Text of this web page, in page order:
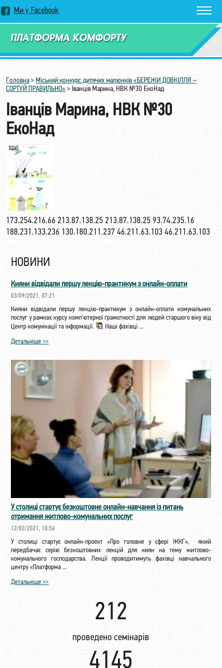
Ми у Facebook
Замовити дзвінок
Головна > Міський конкурс дитячих малюнків «БЕРЕЖИ ДОВКІЛЛЯ –
СОРТУЙ ПРАВИЛЬНО» > Іванців Марина, НВК №30 ЕкоНад
Іванців Марина, НВК №30
ЕкоНад
173.254.216.66 213.87.138.25 213.87.138.25 93.74.235.16
188.231.133.236 130.180.211.237 46.211.63.103 46.211.63.103
НОВИНИ
Кияни відвідали першу лекцію-практикум з онлайн-оплати
03/09/2021, 07:21
Кияни відвідали першу лекцію-практикум з онлайн-оплати комунальних
послуг у рамках курсу комп'ютерної грамотності для людей старшого віку від
Центр комунікації та інформації.
Наші фахівці ...
Детальніше >>
У столиці стартує безкоштовне онлайн-навчання із питань
отримання житлово-комунальних послуг
12/02/2021, 10:56
У столиці стартує онлайн-проект «Про головне у сфері ЖКГ», який
передбачає серію безкоштовних лекцій для киян на тему житлово-
комунального господарства. Лекції проводитимуть фахівці навчального
центру «Платформа ...
Детальніше >>
222
проведено семінарів
4342